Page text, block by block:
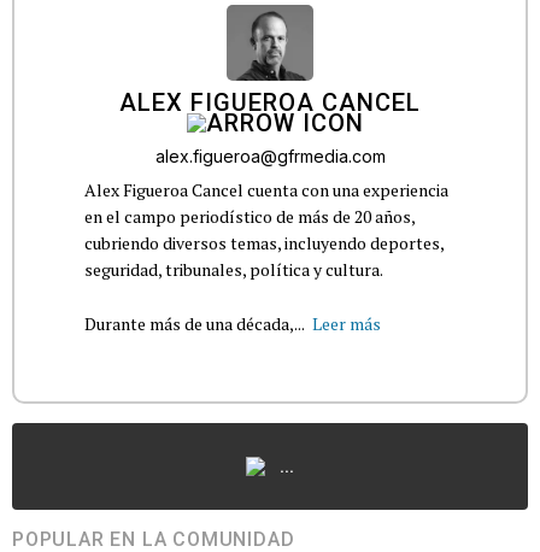
ALEX FIGUEROA CANCEL
alex.figueroa@gfrmedia.com
Alex Figueroa Cancel cuenta con una experiencia
en el campo periodístico de más de 20 años,
cubriendo diversos temas, incluyendo deportes,
seguridad, tribunales, política y cultura.
Durante más de una década,... Leer más
...
POPULAR EN LA COMUNIDAD